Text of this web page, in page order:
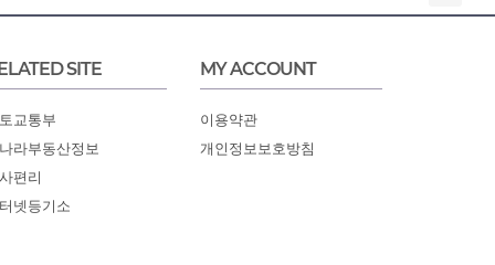
SITE
교통부
라부동산정보
편리
넷등기소
MY ACCOUNT
이용약관
개인정보보호방침